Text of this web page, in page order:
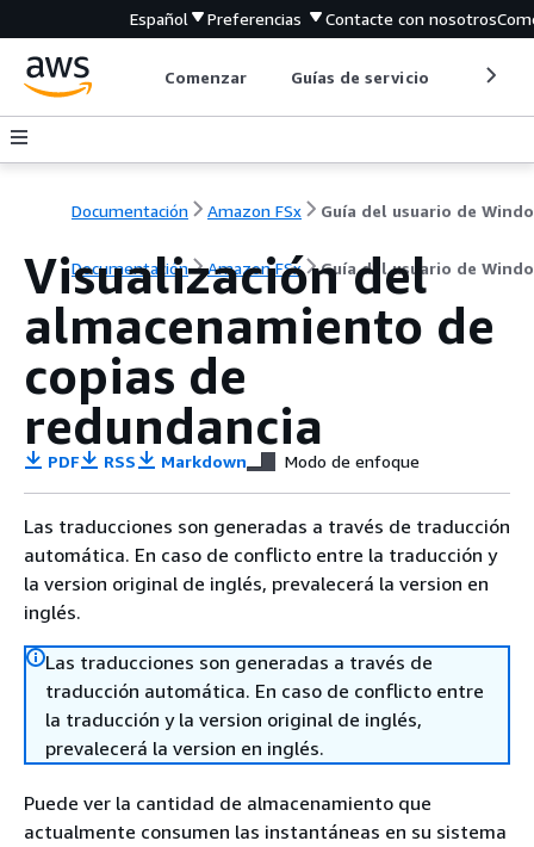
Español Preferencias Contacte con nosotros
Comenzar Guías de servicio
Documentación Amazon FSx Guía del usuario de
Documentación Amazon FSx Guía del usuario de
Visualización del
almacenamiento de
copias de
redundancia
PDF RSS Markdown Modo de enfoque
Las traducciones son generadas a través de traducción
automática. En caso de conflicto entre la traducción y
la version original de inglés, prevalecerá la version en
inglés.
Las traducciones son generadas a través de
traducción automática. En caso de conflicto entre
la traducción y la version original de inglés,
prevalecerá la version en inglés.
Puede ver la cantidad de almacenamiento que
actualmente consumen las instantáneas en su sistema